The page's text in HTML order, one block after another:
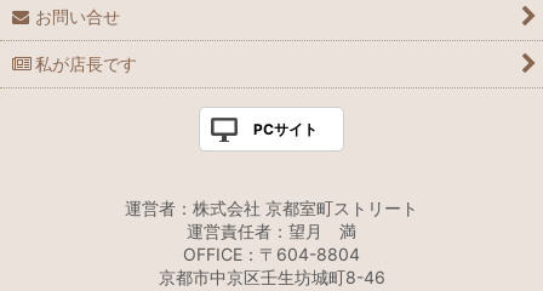
お問い合せ
私が店長です
PCサイト
運営者：株式会社 京都室町ストリート
運営責任者：望月 満
OFFICE：〒604-8804
京都市中京区壬生坊城町8-46